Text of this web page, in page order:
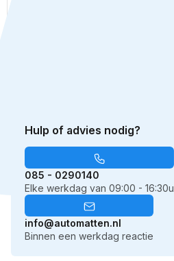
Hulp of advies nodig?
085 - 0290140
Elke werkdag van 09:00 - 16:30u
info@automatten.nl
Binnen een werkdag reactie